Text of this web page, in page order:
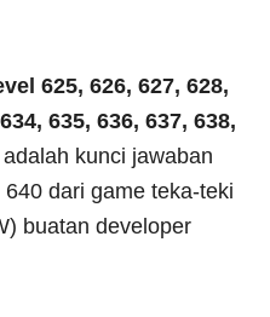
625, 626, 627, 628,
635, 636, 637, 638,
kunci jawaban
dari game teka-teki
buatan developer